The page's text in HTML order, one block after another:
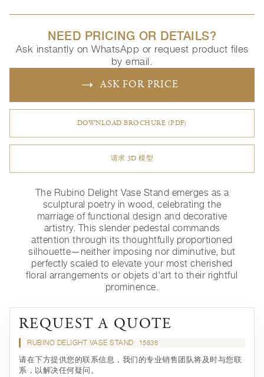
NEED PRICING OR DETAILS?
Ask instantly on WhatsApp or request product files
by email.
ASK FOR PRICE
DOWNLOAD BROCHURE (PDF)
请求 3D 模型
The Rubino Delight Vase Stand emerges as a
sculptural poetry in wood, celebrating the
marriage of functional design and decorative
artistry. This slender pedestal commands
attention through its thoughtfully proportioned
silhouette—neither imposing nor diminutive, but
perfectly scaled to elevate your most cherished
floral arrangements or objets d'art to their rightful
prominence.
REQUEST A QUOTE
RUBINO DELIGHT VASE STAND 15838
请在下方提供您的联系信息，我们的专业销售团队将及时与您联
系，以解决任何疑问。